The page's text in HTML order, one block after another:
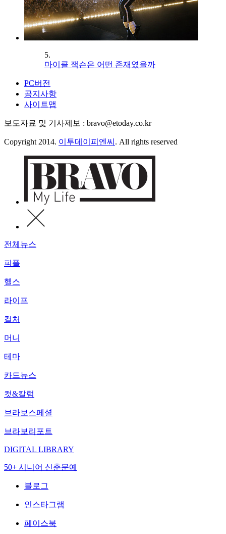
5.
마이클 잭슨은 어떤 존재였을까
PC버전
공지사항
사이트맵
보도자료 및 기사제보 : bravo@etoday.co.kr
Copyright 2014. 이투데이피엔씨 . All rights reserved
전체뉴스
피플
헬스
라이프
컬처
머니
테마
카드뉴스
컷&칼럼
브라보스페셜
브라보리포트
DIGITAL LIBRARY
50+ 시니어 신춘문예
블로그
인스타그램
페이스북